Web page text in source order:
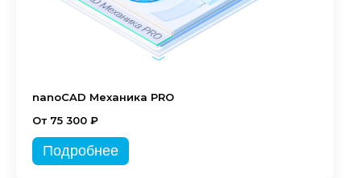
nanoCAD Механика PRO
От 75 300 ₽
Подробнее